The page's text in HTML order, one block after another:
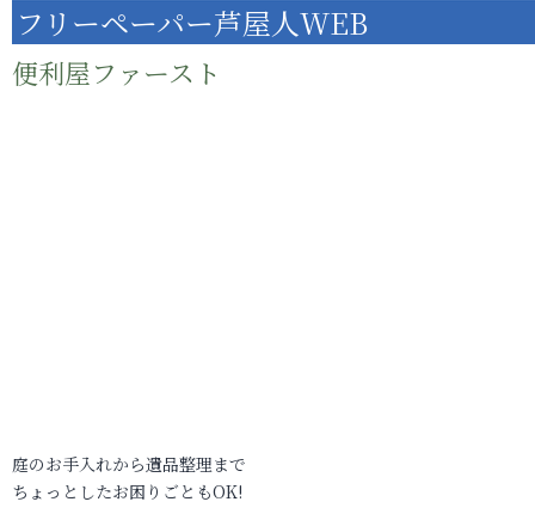
フリーペーパー芦屋人WEB
便利屋ファースト
庭のお手入れから遺品整理まで
ちょっとしたお困りごともOK!